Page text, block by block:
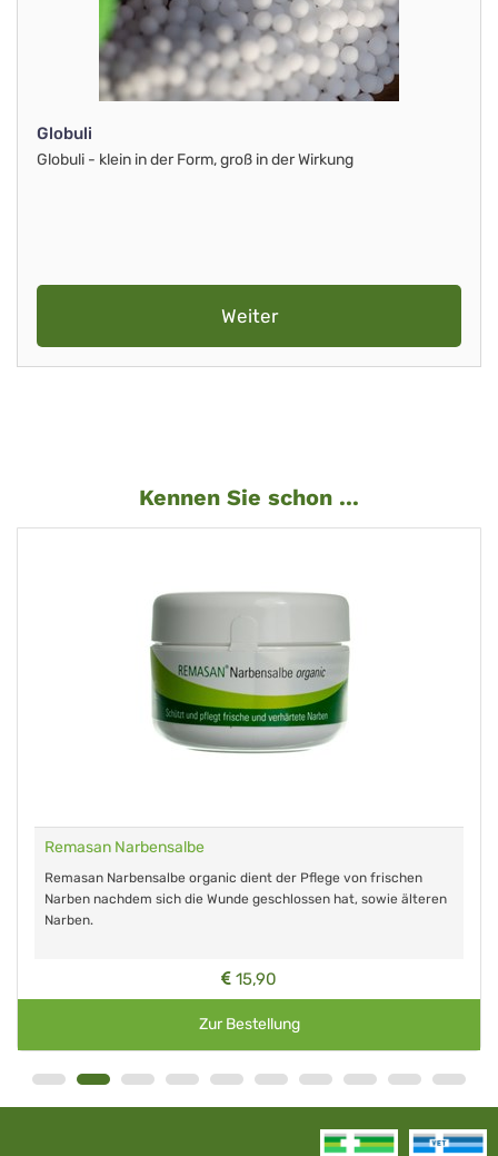
Globuli
Globuli - klein in der Form, groß in der Wirkung
Weiter
Kennen Sie schon ...
Remasan Narbensalbe
Remasan Narbensalbe organic dient der Pflege von frischen
Narben nachdem sich die Wunde geschlossen hat, sowie älteren
Narben.
15,90
Zur Bestellung